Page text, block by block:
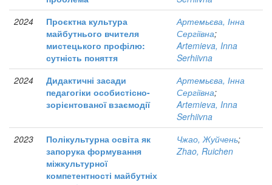
2024
Проєктна культура
майбутнього вчителя
мистецького профілю:
сутність поняття
Артемьєва, Інна
Сергіївна;
Artemieva, Inna
Serhiivna
2024
Дидактичні засади
педагогіки особистісно-
зорієнтованої взаємодії
Артемьєва, Інна
Сергіївна;
Artemieva, Inna
Serhiivna
2023
Полікультурна освіта як
запорука формування
міжкультурної
компетентності майбутніх
Чжао, Жуйчень;
Zhao, Ruichen